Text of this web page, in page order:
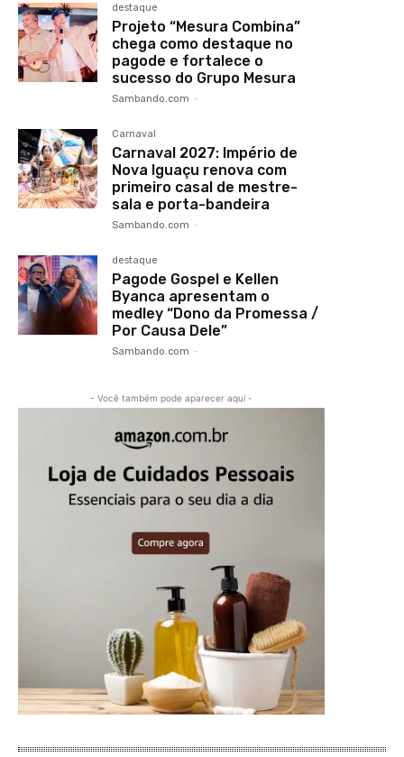
destaque
Projeto “Mesura Combina”
chega como destaque no
pagode e fortalece o
sucesso do Grupo Mesura
Sambando.com -
Carnaval
Carnaval 2027: Império de
Nova Iguaçu renova com
primeiro casal de mestre-
sala e porta-bandeira
Sambando.com -
destaque
Pagode Gospel e Kellen
Byanca apresentam o
medley “Dono da Promessa /
Por Causa Dele”
Sambando.com -
- Você também pode aparecer aqui -